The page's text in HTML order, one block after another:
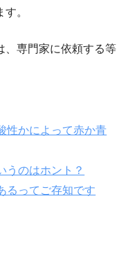
。
、専門家に依頼する等
性かによって赤か青
うのはホント？
るってご存知です